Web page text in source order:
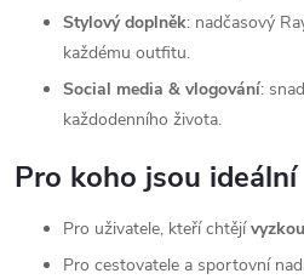
Stylový doplněk: nadčasový
každému outfitu.
Social media & vlogování:
každodenního života.
Pro koho jsou ideální
Pro uživatele, kteří chtějí
Pro cestovatele a sportovní